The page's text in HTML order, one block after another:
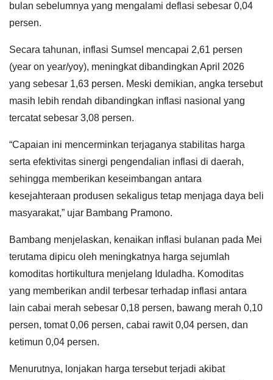
bulan sebelumnya yang mengalami deflasi sebesar 0,04
persen.
Secara tahunan, inflasi Sumsel mencapai 2,61 persen
(year on year/yoy), meningkat dibandingkan April 2026
yang sebesar 1,63 persen. Meski demikian, angka tersebut
masih lebih rendah dibandingkan inflasi nasional yang
tercatat sebesar 3,08 persen.
“Capaian ini mencerminkan terjaganya stabilitas harga
serta efektivitas sinergi pengendalian inflasi di daerah,
sehingga memberikan keseimbangan antara
kesejahteraan produsen sekaligus tetap menjaga daya beli
masyarakat,” ujar Bambang Pramono.
Bambang menjelaskan, kenaikan inflasi bulanan pada Mei
terutama dipicu oleh meningkatnya harga sejumlah
komoditas hortikultura menjelang Iduladha. Komoditas
yang memberikan andil terbesar terhadap inflasi antara
lain cabai merah sebesar 0,18 persen, bawang merah 0,10
persen, tomat 0,06 persen, cabai rawit 0,04 persen, dan
ketimun 0,04 persen.
Menurutnya, lonjakan harga tersebut terjadi akibat